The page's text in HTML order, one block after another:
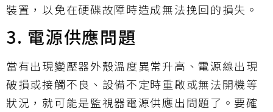
裝置，以免在硬碟故障時造成無法挽回的損失。
3. 電源供應問題
當有出現變壓器外殼溫度異常升高、電源線出現
破損或接觸不良、設備不定時重啟或無法開機等
狀況，就可能是監視器電源供應出問題了。要確